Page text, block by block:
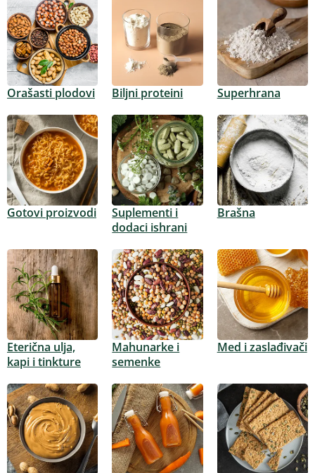
Orašasti plodovi Biljni proteini Superhrana
Gotovi proizvodi
Suplementi i
dodaci ishrani
Brašna
Eterična ulja,
kapi i tinkture
Mahunarke i
semenke
Med i zaslađivači